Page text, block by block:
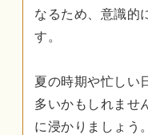
なるため、意識的
す。
夏の時期や忙しい
多いかもしれませ
に浸かりましょう